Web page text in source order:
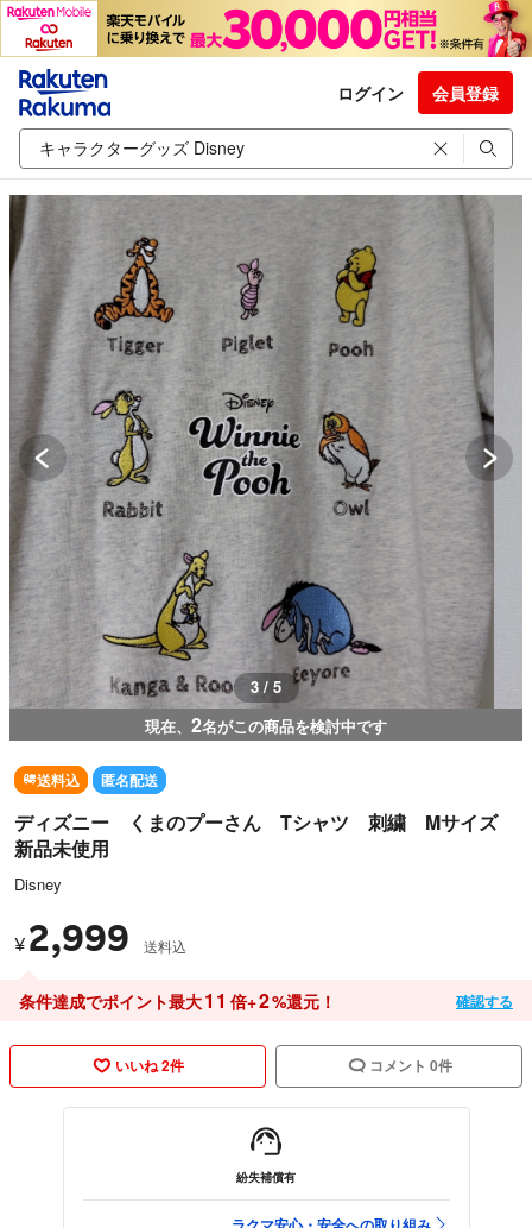
ログイン 会員登録
3 / 5
現在、 2名がこの商品を検討中です
送料込 匿名配送
ディズニー くまのプーさん Tシャツ 刺繍 Mサイズ
新品未使用
Disney
¥ 2,999 送料込
条件達成でポイント最大11 倍+2%還元！ 確認する
いいね 2件 コメント 0件
紛失補償有